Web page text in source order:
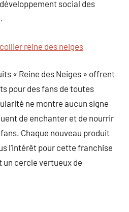
social des
collier reine des neiges
« Reine des Neiges » offrent
pour des fans de toutes
ne montre aucun signe
de enchanter et de nourrir
Chaque nouveau produit
l’intérêt pour cette franchise
cercle vertueux de